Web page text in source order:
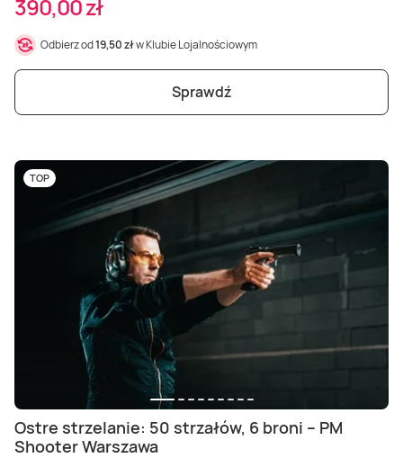
390,00 zł
Odbierz od19,50 złw Klubie Lojalnościowym
Sprawdź
TOP
Ostre strzelanie: 50 strzałów, 6 broni – PM
Shooter Warszawa